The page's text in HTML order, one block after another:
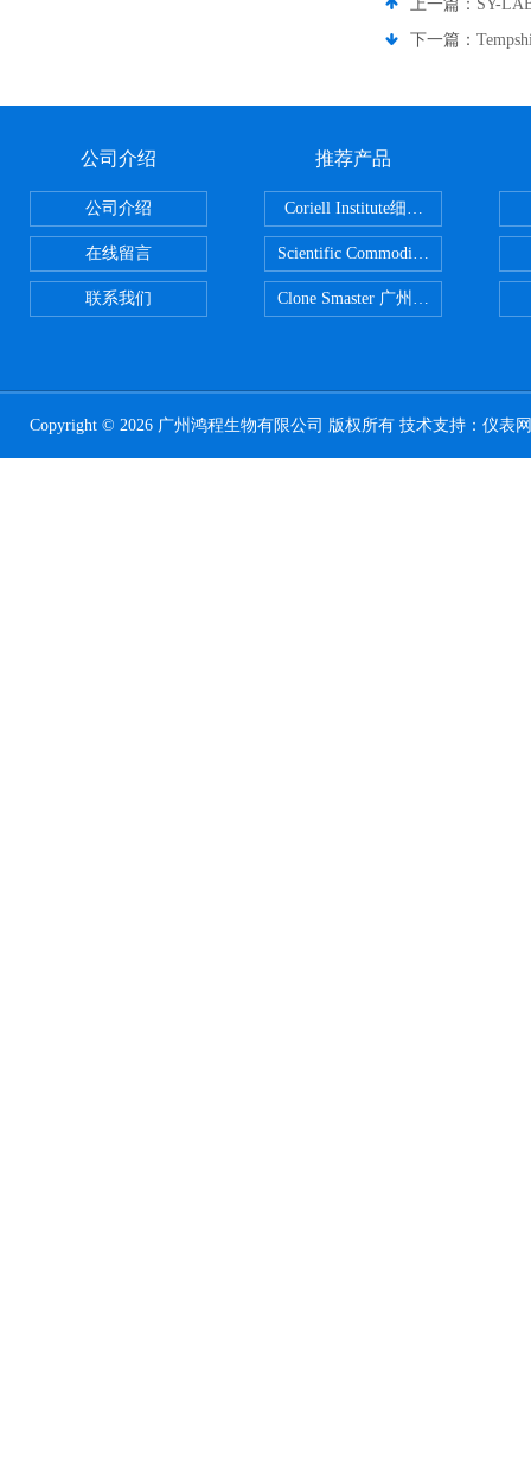
上一篇： SY-
下一篇：
公司介绍
公司介绍
在线留言
联系我们
推荐产品
Scientific CommoditiesPE管 广州
Clone Smaster 广州鸿程代理
Copyright © 2026 广州鸿程生物有限公司 版权所有 技术支持： 仪表网